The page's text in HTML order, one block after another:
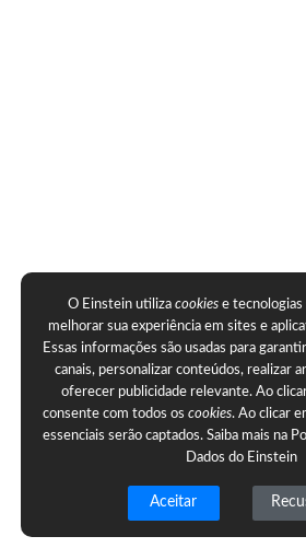
O Einstein utilizacookies e tecnologias
melhorar sua experiência em sites e
Essas informações são usadas para
canais, personalizar conteúdos, realizar
oferecer publicidade relevante. Ao
consente com todos oscookies. Ao clicar
essenciais serão captados. Saiba mais na
Dados do Einstein
Aceitar